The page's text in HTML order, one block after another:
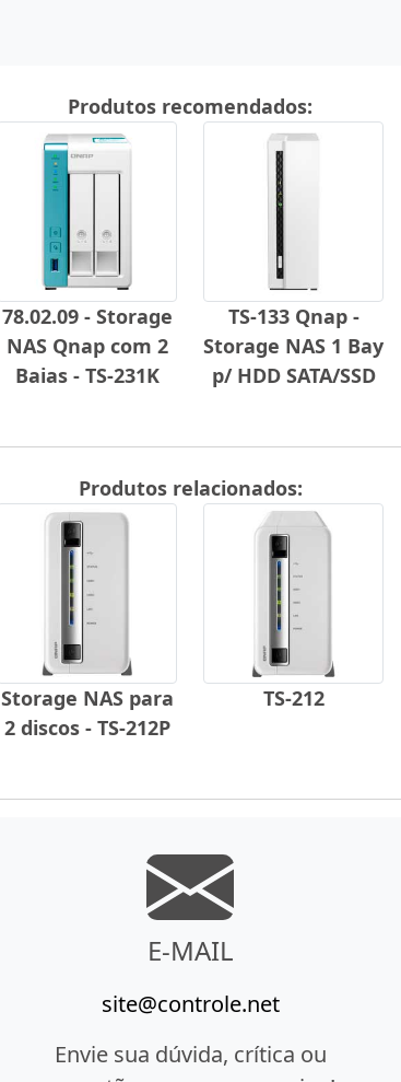
Produtos recomendados:
78.02.09 - Storage
NAS Qnap com 2
Baias - TS-231K
TS-133 Qnap -
Storage NAS 1 Bay
p/ HDD SATA/SSD
Produtos relacionados:
Storage NAS para
2 discos - TS-212P
TS-212
E-MAIL
site@controle.net
Envie sua dúvida, crítica ou